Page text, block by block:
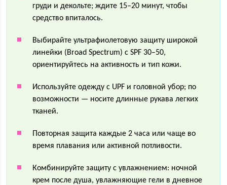
груди и декольте; ждите 15–20 минут, чтобы
средство впиталось.
Выбирайте ультрафиолетовую защиту широкой
линейки (Broad Spectrum) с SPF 30–50,
ориентируйтесь на активность и тип кожи.
Используйте одежду с UPF и головной убор; по
возможности — носите длинные рукава легких
тканей.
Повторная защита каждые 2 часа или чаще во
время плавания или активной потливости.
Комбинируйте защиту с увлажнением: ночной
крем после душа, увлажняющие гели в дневное